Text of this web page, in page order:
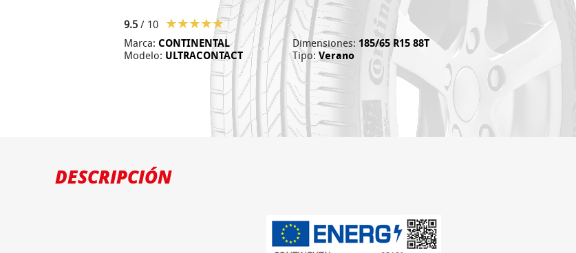
9.5 / 10
Marca: CONTINENTAL
Modelo: ULTRACONTACT
Dimensiones: 185/65 R15 88T
Tipo: Verano
DESCRIPCIÓN